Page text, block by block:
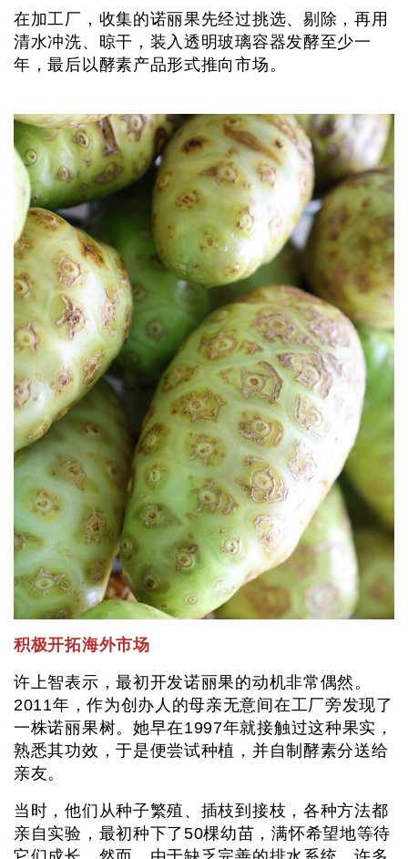
在加工厂，收集的诺丽果先经过挑选、剔除，再用
清水冲洗、晾干，装入透明玻璃容器发酵至少一
年，最后以酵素产品形式推向市场。
积极开拓海外市场
许上智表示，最初开发诺丽果的动机非常偶然。
2011年，作为创办人的母亲无意间在工厂旁发现了
一株诺丽果树。她早在1997年就接触过这种果实，
熟悉其功效，于是便尝试种植，并自制酵素分送给
亲友。
当时，他们从种子繁殖、插枝到接枝，各种方法都
亲自实验，最初种下了50棵幼苗，满怀希望地等待